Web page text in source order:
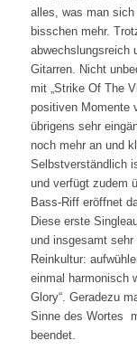
alles, was man
bisschen mehr.
abwechslungsreich
Gitarren. Nicht
mit „Strike Of The
positiven Momente
übrigens sehr
noch mehr an und
Selbstverständlich
und verfügt zudem
Bass-Riff eröffnet
Diese erste
und insgesamt
Reinkultur:
einmal harmonisch
Glory“. Geradezu
Sinne des Wortes
beendet.